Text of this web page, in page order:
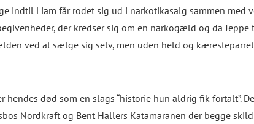
indtil Liam får rodet sig ud i narkotikasalg sammen med
der kredser sig om en narkogæld og da Jeppe
ved at sælge sig selv, men uden held og
død som en slags “historie hun aldrig fik fortalt”.
Nordkraft og Bent Hallers Katamaranen der begge